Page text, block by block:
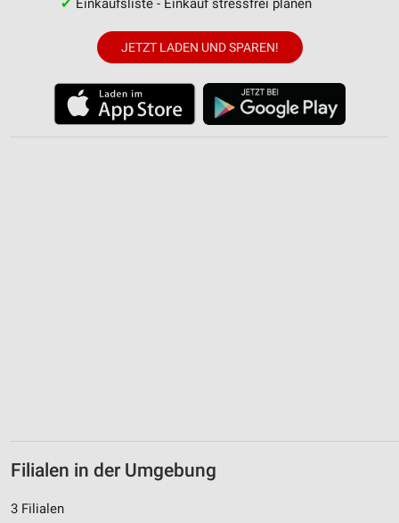
✔ Einkaufsliste - Einkauf stressfrei planen
JETZT LADEN UND SPAREN!
Filialen in der Umgebung
3 Filialen